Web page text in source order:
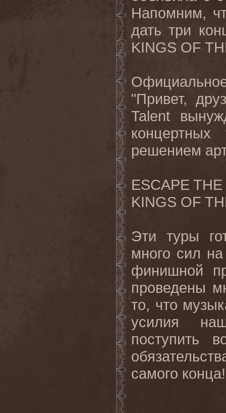
Напомним,
дать три
KINGS OF
"Привет,
Talent
решением
ESCAPE THE
KINGS OF
Эти туры
много сил
финишной
проведены
то, что
усилия
поступить
самого